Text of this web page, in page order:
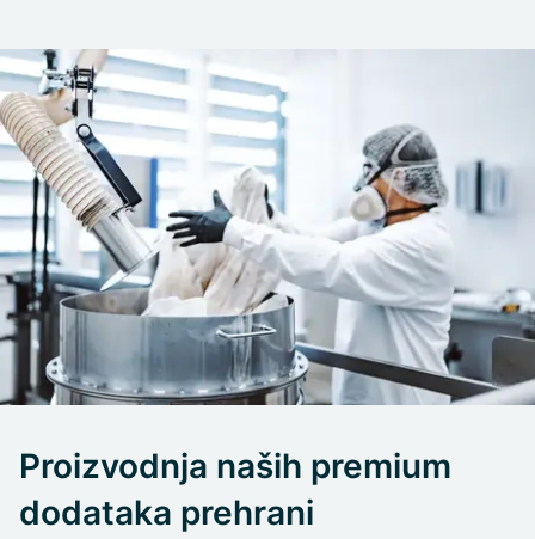
Proizvodnja naših premium
dodataka prehrani